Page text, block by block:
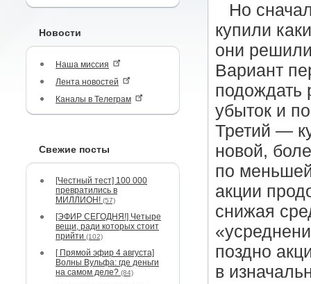
Новости
Наша миссия
Лента новостей
Каналы в Телеграм
Свежие посты
[Честный тест] 100 000
превратились в
МИЛЛИОН! (57)
[ЭФИР СЕГОДНЯ!] Четыре
вещи, ради которых стоит
прийти (102)
[ Прямой эфир 4 августа]
Волны Вульфа: где деньги
на самом деле? (84)
Но
купили
они
Вариант
подождать
убыток и
Третий —
новой,
по
акции
снижая
поздно
в